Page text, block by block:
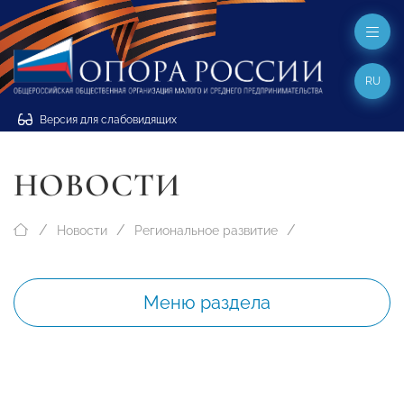
Версия для слабовидящих
RU
НОВОСТИ
Новости Региональное развитие
Меню раздела